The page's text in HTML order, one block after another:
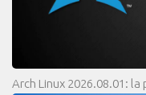
Arch Linux 2026.08.01: